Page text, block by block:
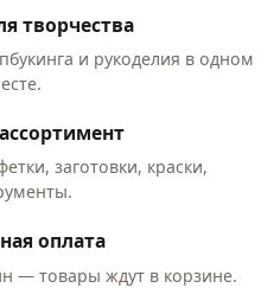
творчества
и рукоделия в одном
заготовки, краски,
оплата
— товары ждут в корзине.